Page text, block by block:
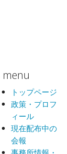
menu
トップページ
政策・プロフ
ィール
現在配布中の
会報